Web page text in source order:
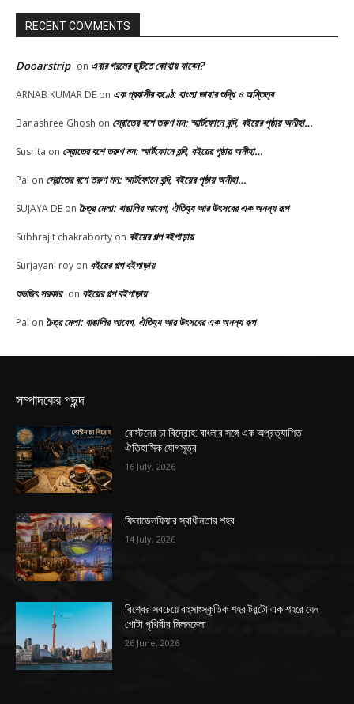
RECENT COMMENTS
Dooarstrip on এবার গরমের ছুটিতে কোথায় যাবেন?
ARNAB KUMAR DE on এক প্রবাসীর কণ্ঠে: বাংলা ভাষার শুদ্ধি ও অস্তিত্ব
Banashree Ghosh on স্রোতের বশে তরুণ মন: স্মার্টফোনে বন্দি, বইয়ের পৃষ্ঠায় অনীহা…
Susrita on স্রোতের বশে তরুণ মন: স্মার্টফোনে বন্দি, বইয়ের পৃষ্ঠায় অনীহা…
Pal on স্রোতের বশে তরুণ মন: স্মার্টফোনে বন্দি, বইয়ের পৃষ্ঠায় অনীহা…
SUJAYA DE on চৈত্র মেলা: বাঙালির আবেগ, ঐতিহ্য আর উৎসবের এক অনন্য রূপ
Subhrajit chakraborty on বইয়ের গল্প বইপাড়ায়
Surjayani roy on বইয়ের গল্প বইপাড়ায়
শুভজিৎ সরকার on বইয়ের গল্প বইপাড়ায়
Pal on চৈত্র মেলা: বাঙালির আবেগ, ঐতিহ্য আর উৎসবের এক অনন্য রূপ
সম্পাদকের পছন্দ
বোস্টনের চা বিদ্রোহ: বাংলার সঙ্গে এক অপ্রত্যাশিত
ঐতিহাসিক যোগসূত্র
16 July, 2026
ফিলাডেলফিয়ার স্বাধীনতার শহর
14 July, 2026
বিশ্বের সবচেয়ে বহুসাংস্কৃতিক শহর টরন্টো এক শহরে যেন
গোটা পৃথিবীর মিলনমেলা
26 June, 2026